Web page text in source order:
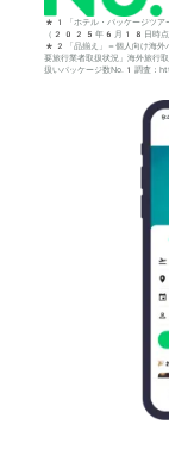
*1「ホテル・パッケージツア
（2025年6月18日時点の旅
*2「品揃え」＝個人向け海
要旅行業者取扱状況」海外旅行
扱いパッケージ数No.1調